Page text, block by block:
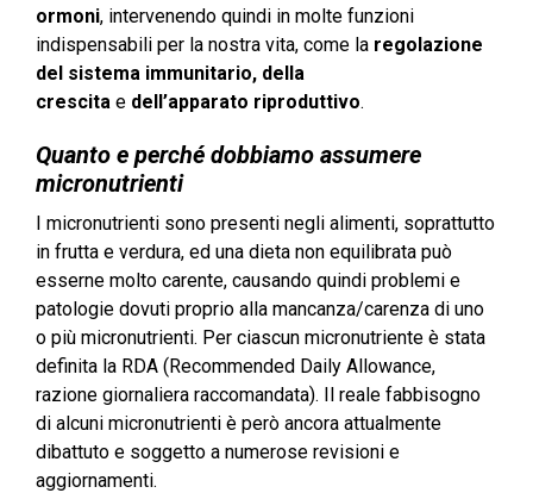
ormoni, intervenendo quindi in molte funzioni
indispensabili per la nostra vita, come la regolazione
del sistema immunitario, della
crescita e dell’apparato riproduttivo.
Quanto e perché dobbiamo assumere
micronutrienti
I micronutrienti sono presenti negli alimenti, soprattutto
in frutta e verdura, ed una dieta non equilibrata può
esserne molto carente, causando quindi problemi e
patologie dovuti proprio alla mancanza/carenza di uno
o più micronutrienti. Per ciascun micronutriente è stata
definita la RDA (Recommended Daily Allowance,
razione giornaliera raccomandata). Il reale fabbisogno
di alcuni micronutrienti è però ancora attualmente
dibattuto e soggetto a numerose revisioni e
aggiornamenti.